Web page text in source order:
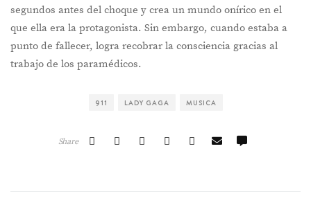
segundos antes del choque y crea un mundo onírico en el
que ella era la protagonista. Sin embargo, cuando estaba a
punto de fallecer, logra recobrar la consciencia gracias al
trabajo de los paramédicos.
911 LADY GAGA MUSICA
Share